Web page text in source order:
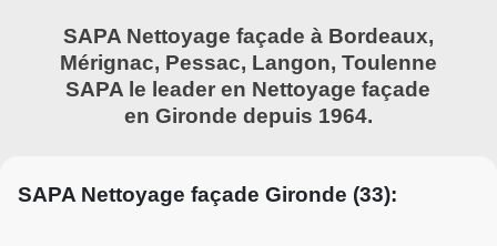
SAPA Nettoyage façade à Bordeaux,
Mérignac, Pessac, Langon, Toulenne
SAPA le leader en Nettoyage façade
en Gironde depuis 1964.
SAPA Nettoyage façade Gironde (33):